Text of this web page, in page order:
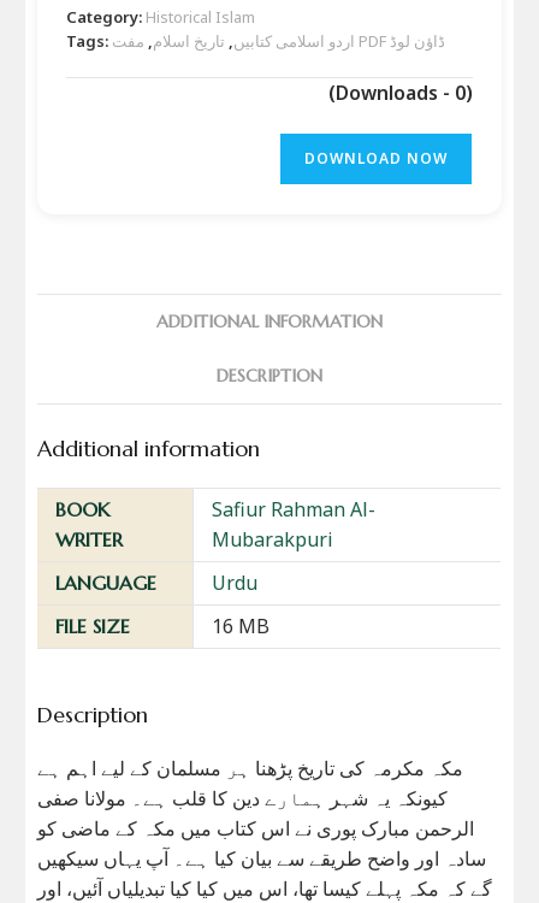
Category: Historical Islam
Tags:
اردو اسلامی کتابیں, تاریخ اسلام, مفت PDF ڈاؤن لوڈ
(Downloads - 0)
DOWNLOAD NOW
ADDITIONAL INFORMATION
DESCRIPTION
Additional information
BOOK
WRITER
Safiur Rahman Al-
Mubarakpuri
LANGUAGE Urdu
FILE SIZE 16 MB
Description
مکہ مکرمہ کی تاریخ پڑھنا ہر مسلمان کے لیے اہم ہے
کیونکہ یہ شہر ہمارے دین کا قلب ہے۔ مولانا صفی
الرحمن مبارک پوری نے اس کتاب میں مکہ کے ماضی کو
سادہ اور واضح طریقے سے بیان کیا ہے۔ آپ یہاں سیکھیں
گے کہ مکہ پہلے کیسا تھا، اس میں کیا کیا تبدیلیاں آئیں، اور